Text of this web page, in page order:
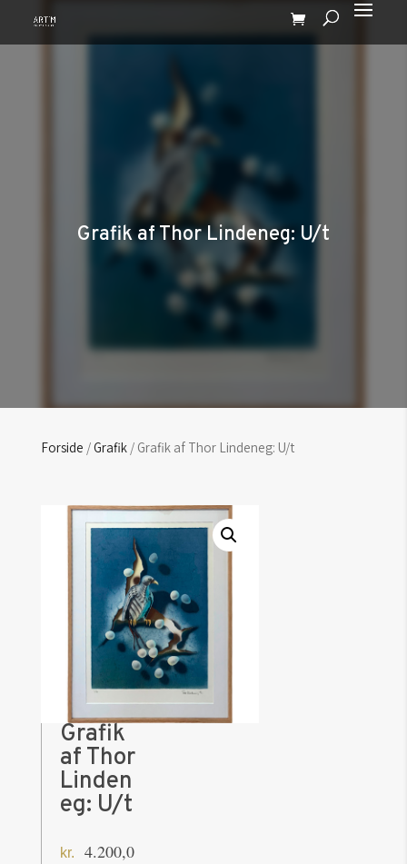
Grafik af Thor Lindeneg: U/t
Forside /Grafik/ Grafik af Thor Lindeneg: U/t
Grafik
af Thor
Linden
eg: U/t
kr.
4.200,0